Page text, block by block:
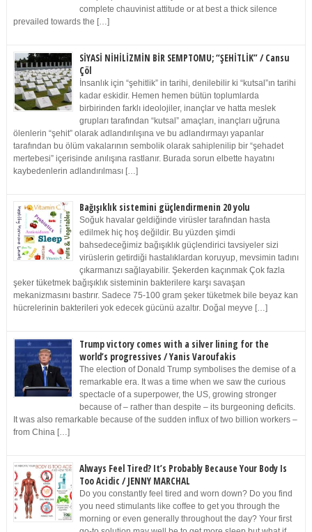
complete chauvinist attitude or at best a thick silence
prevailed towards the […]
SİYASİ NİHİLİZMİN BİR SEMPTOMU; “ŞEHİTLİK” / Cansu
Çöl
İnsanlık için “şehitlik” in tarihi, denilebilir ki “kutsal”ın tarihi
kadar eskidir. Hemen hemen bütün toplumlarda
birbirinden farklı ideolojiler, inançlar ve hatta meslek
grupları tarafından “kutsal” amaçları, inançları uğruna
ölenlerin “şehit” olarak adlandırılışına ve bu adlandırmayı yapanlar
tarafından bu ölüm vakalarının sembolik olarak sahiplenilip bir “şehadet
mertebesi” içerisinde anılışına rastlanır. Burada sorun elbette hayatını
kaybedenlerin adlandırılması […]
Bağışıklık sistemini güçlendirmenin 20 yolu
Soğuk havalar geldiğinde virüsler tarafından hasta
edilmek hiç hoş değildir. Bu yüzden şimdi
bahsedeceğimiz bağışıklık güçlendirici tavsiyeler sizi
virüslerin getirdiği hastalıklardan koruyup, mevsimin tadını
çıkarmanızı sağlayabilir. Şekerden kaçınmak Çok fazla
şeker tüketmek bağışıklık sisteminin bakterilere karşı savaşan
mekanizmasını bastırır. Sadece 75-100 gram şeker tüketmek bile beyaz kan
hücrelerinin bakterileri yok edecek gücünü azaltır. Doğal meyve […]
Trump victory comes with a silver lining for the
world’s progressives / Yanis Varoufakis
The election of Donald Trump symbolises the demise of a
remarkable era. It was a time when we saw the curious
spectacle of a superpower, the US, growing stronger
because of – rather than despite – its burgeoning deficits.
It was also remarkable because of the sudden influx of two billion workers –
from China […]
Always Feel Tired? It’s Probably Because Your Body Is
Too Acidic / JENNY MARCHAL
Do you constantly feel tired and worn down? Do you find
you need stimulants like coffee to get you through the
morning or even generally throughout the day? Your first